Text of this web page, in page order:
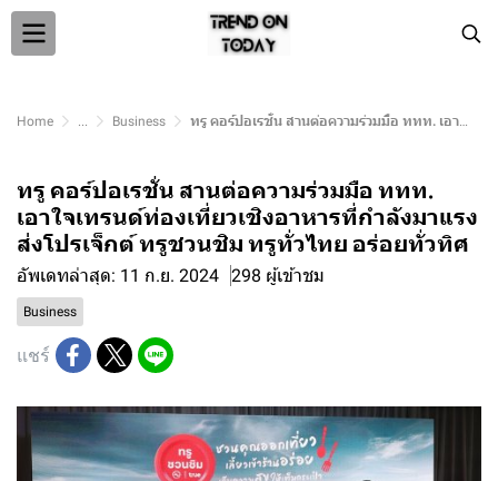
Home ... Business ทรู คอร์ปอเรชั่น สานต่อความร่วมมือ ททท. เอาใจเทรนด์ท่องเที่ยวเชิงอาหารที่กำลังมาแรง ส่งโปรเจ็กต์ ทรูชวนชิม ทรูทั่วไทย อร่อยทั่วทิศ
ทรู คอร์ปอเรชั่น สานต่อความร่วมมือ ททท.
เอาใจเทรนด์ท่องเที่ยวเชิงอาหารที่กำลังมาแรง
ส่งโปรเจ็กต์ ทรูชวนชิม ทรูทั่วไทย อร่อยทั่วทิศ
อัพเดทล่าสุด: 11 ก.ย. 2024 298 ผู้เข้าชม
Business
แชร์